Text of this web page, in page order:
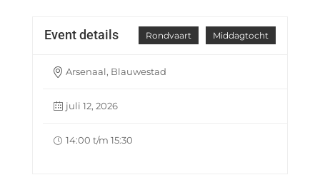
Middagtocht
Rondvaart
Event details
Arsenaal, Blauwestad
juli 12, 2026
14:00 t/m 15:30